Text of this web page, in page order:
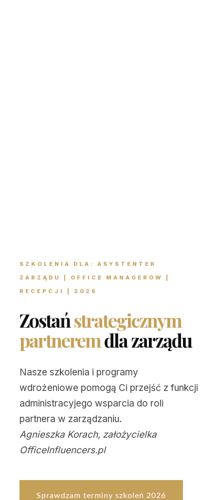
SZKOLENIA DLA: ASYSTENTEK
ZARZĄDU | OFFICE MANAGERÓW |
RECEPCJI | 2026
Zostaństrategicznym
partneremdla zarządu
Nasze szkolenia i programy
wdrożeniowe pomogą Ci przejść z funkcji
administracyjego wsparcia do roli
partnera w zarządzaniu.
Agnieszka Korach, założycielka
OfficeInfluencers.pl
Sprawdzam terminy szkoleń 2026